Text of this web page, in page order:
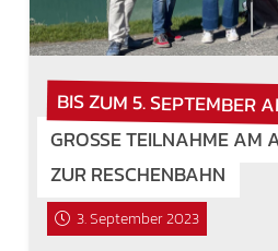
BIS ZUM 5. SEPTEMBER
GROSSE TEILNAHME AM
UR RESCHENBAHN
3. September 2023